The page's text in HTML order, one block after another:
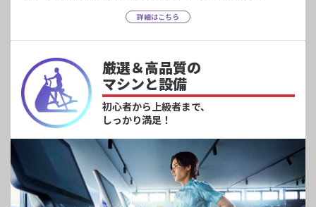
詳細はこちら
厳選＆高品質の
マシンと設備
初心者から上級者まで、
しっかり満足！